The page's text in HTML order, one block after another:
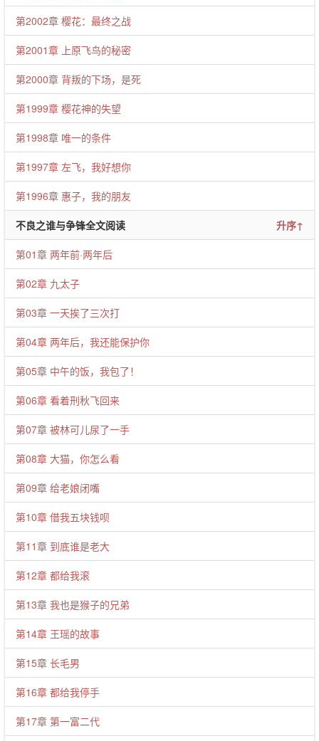
第2002章 樱花：最终之战
第2001章 上原飞鸟的秘密
第2000章 背叛的下场，是死
第1999章 樱花神的失望
第1998章 唯一的条件
第1997章 左飞，我好想你
第1996章 惠子，我的朋友
不良之谁与争锋全文阅读 升序↑
第01章 两年前·两年后
第02章 九太子
第03章 一天挨了三次打
第04章 两年后，我还能保护你
第05章 中午的饭，我包了！
第06章 看着刑秋飞回来
第07章 被林可儿尿了一手
第08章 大猫，你怎么看
第09章 给老娘闭嘴
第10章 借我五块钱呗
第11章 到底谁是老大
第12章 都给我滚
第13章 我也是猴子的兄弟
第14章 王瑶的故事
第15章 长毛男
第16章 都给我停手
第17章 第一富二代